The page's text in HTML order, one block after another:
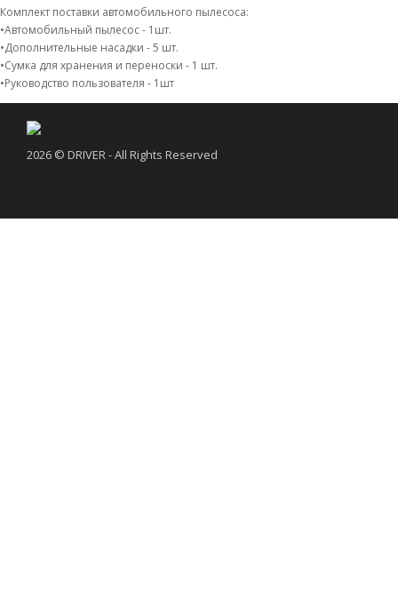
Комплект поставки автомобильного пылесоса:
•Автомобильный пылесос - 1шт.
•Дополнительные насадки - 5 шт.
•Сумка для хранения и переноски - 1 шт.
•Руководство пользователя - 1шт
2026 © DRIVER - All Rights Reserved